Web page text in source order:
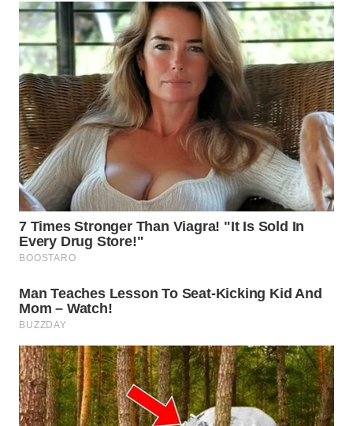
WN
TAPANULI
UTARA
WN
SAMOSIR
WN
PADANG
LAWAS
SUMEDANG
CIANJUR
KEPULAUAN
SERIBU
WN